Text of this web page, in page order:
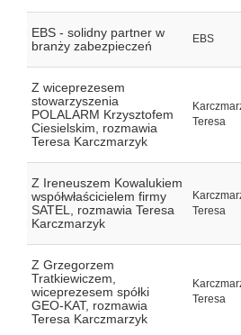
EBS - solidny partner w
branży zabezpieczeń
EBS
Z wiceprezesem
stowarzyszenia
POLALARM Krzysztofem
Ciesielskim, rozmawia
Teresa Karczmarzyk
Teresa
Z Ireneuszem Kowalukiem
współwłaścicielem firmy
SATEL, rozmawia Teresa
Karczmarzyk
Teresa
Z Grzegorzem
Tratkiewiczem,
wiceprezesem spółki
GEO-KAT, rozmawia
Teresa Karczmarzyk
Teresa